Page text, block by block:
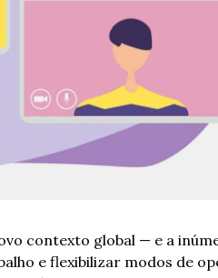
contexto global — e a
e flexibilizar modos de